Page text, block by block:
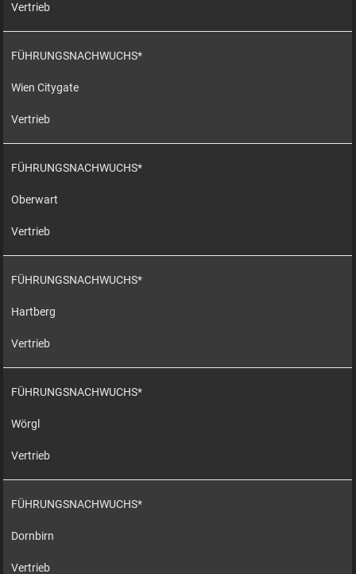
Vertrieb
FÜHRUNGSNACHWUCHS*
Wien Citygate
Vertrieb
FÜHRUNGSNACHWUCHS*
Oberwart
Vertrieb
FÜHRUNGSNACHWUCHS*
Hartberg
Vertrieb
FÜHRUNGSNACHWUCHS*
Wörgl
Vertrieb
FÜHRUNGSNACHWUCHS*
Dornbirn
Vertrieb